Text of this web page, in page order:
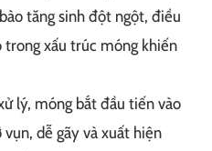
tăng sinh đột ngột, điều
trong xấu trúc móng khiến
lý, móng bắt đầu tiến vào
dễ gãy và xuất hiện